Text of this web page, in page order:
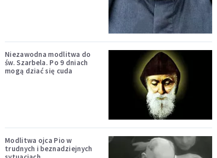
Niezawodna modlitwa do
św. Szarbela. Po 9 dniach
mogą dziać się cuda
Modlitwa ojca Pio w
trudnych i beznadziejnych